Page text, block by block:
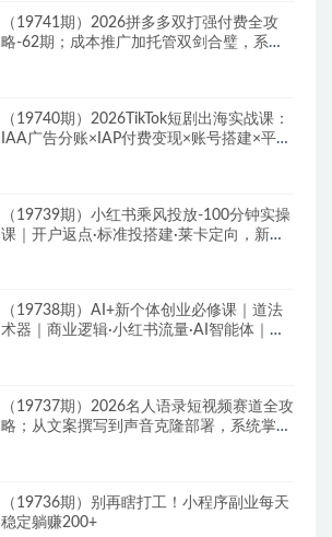
（19741期）2026拼多多双打强付费全攻
略-62期；成本推广加托管双剑合璧，系统
（19740期）2026TikTok短剧出海实战课：
IAA广告分账×IAP付费变现×账号搭建×平台
（19739期）小红书乘风投放-100分钟实操
课｜开户返点·标准投搭建·莱卡定向，新店
（19738期）AI+新个体创业必修课｜道法
术器｜商业逻辑·小红书流量·AI智能体｜低
（19737期）2026名人语录短视频赛道全攻
略；从文案撰写到声音克隆部署，系统掌握
（19736期）别再瞎打工！小程序副业每天
稳定躺赚200+